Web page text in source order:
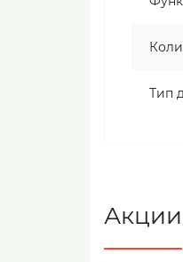
Тип
Акции